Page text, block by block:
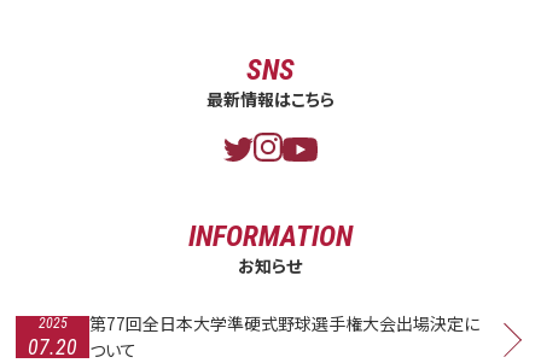
SNS
最新情報はこちら
INFORMATION
お知らせ
2025
07.20
第77回全日本大学準硬式野球選手権大会出場決定に
ついて